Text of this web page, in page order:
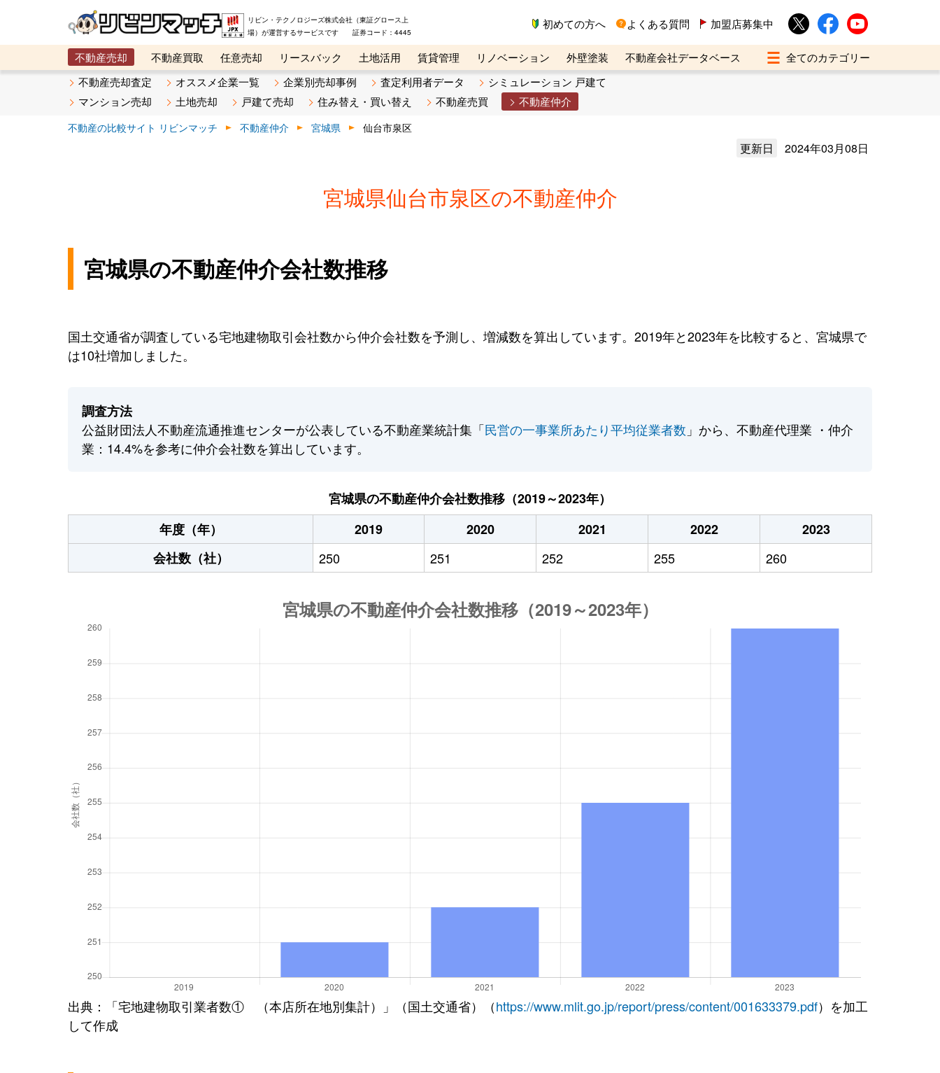
リビン・テクノロジーズ株式会社（東証グロース上
場）が運営するサービスです 証券コード：4445
初めての方へ よくある質問 加盟店募集中
不動産売却 不動産買取 任意売却 リースバック 土地活用 賃貸管理 リノベーション 外壁塗装
不動産会社データベース
メタ住宅展示場
ベスト不動産カンパニー オンライン講座 リビンマガジンBiz 不動産売却ご相談デスク
不動産売却査定 オススメ企業一覧 企業別売却事例 査定利用者データ
シミュレーション 戸建て
マンション売却
土地売却 戸建て売却 住み替え・買い替え 不動産売買 不動産仲介
不動産の比較サイト リビンマッチ 不動産仲介 宮城県 仙台市泉区
更新日 2024年03月08日
宮城県仙台市泉区の不動産仲介
宮城県の不動産仲介会社数推移
国土交通省が調査している宅地建物取引会社数から仲介会社数を予測し、増減数を算出しています。2019年と2023年を比較すると、宮城県で
は10社増加しました。
調査方法
公益財団法人不動産流通推進センターが公表している不動産業統計集「民営の一事業所あたり平均従業者数 」から、不動産代理業 ・仲介
業：14.4%を参考に仲介会社数を算出しています。
宮城県の不動産仲介会社数推移（2019～2023年）
年度（年）
2019 2020 2021 2022
2023
会社数（社）
250 251 252 255 260
出典：「宅地建物取引業者数① （本店所在地別集計）」（国土交通省）（https://www.mlit.go.jp/report/press/content/001633379.pdf）を加工
して作成